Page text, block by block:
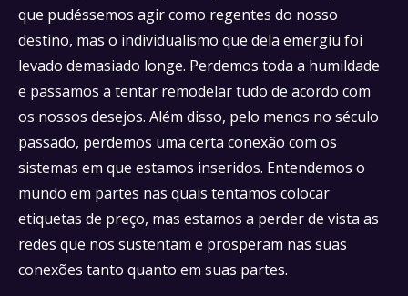
que pudéssemos agir como regentes do nosso
destino, mas o individualismo que dela emergiu foi
levado demasiado longe. Perdemos toda a humildade
e passamos a tentar remodelar tudo de acordo com
os nossos desejos. Além disso, pelo menos no século
passado, perdemos uma certa conexão com os
sistemas em que estamos inseridos. Entendemos o
mundo em partes nas quais tentamos colocar
etiquetas de preço, mas estamos a perder de vista as
redes que nos sustentam e prosperam nas suas
conexões tanto quanto em suas partes.